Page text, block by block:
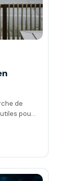
de
pour
de ces